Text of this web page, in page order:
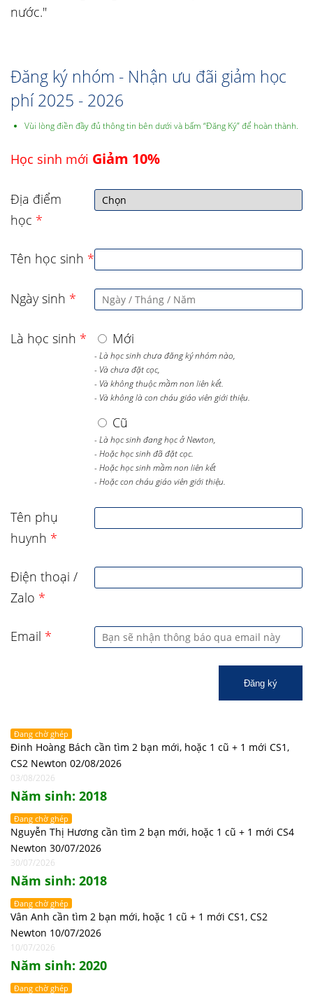
nước."
Đăng ký nhóm - Nhận ưu đãi giảm học
phí 2025 - 2026
Vùi lòng điền đầy đủ thông tin bên dưới và bấm “Đăng Ký” để hoàn thành.
Học sinh mới Giảm 10%
Địa điểm
học *
Tên học sinh *
Ngày sinh *
Là học sinh * Mới
- Là học sinh chưa đăng ký nhóm nào,
- Và chưa đặt cọc,
- Và không thuộc mầm non liên kết.
- Và không là con cháu giáo viên giới thiệu.
Cũ
- Là học sinh đang học ở Newton,
- Hoặc học sinh đã đặt cọc.
- Hoặc học sinh mầm non liên kết
- Hoặc con cháu giáo viên giới thiệu.
Tên phụ
huynh *
Điện thoại /
Zalo *
Email *
Đăng ký
Đang chờ ghép
Đinh Hoàng Bách cần tìm 2 bạn mới, hoặc 1 cũ + 1 mới CS1,
CS2 Newton 02/08/2026
03/08/2026
Năm sinh: 2018
Đang chờ ghép
Nguyễn Thị Hương cần tìm 2 bạn mới, hoặc 1 cũ + 1 mới CS4
Newton 30/07/2026
30/07/2026
Năm sinh: 2018
Đang chờ ghép
Vân Anh cần tìm 2 bạn mới, hoặc 1 cũ + 1 mới CS1, CS2
Newton 10/07/2026
10/07/2026
Năm sinh: 2020
Đang chờ ghép